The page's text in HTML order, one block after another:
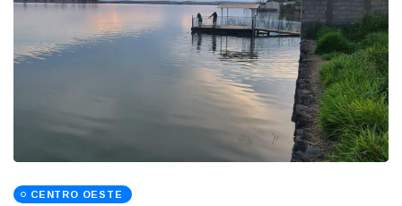
CENTRO OESTE